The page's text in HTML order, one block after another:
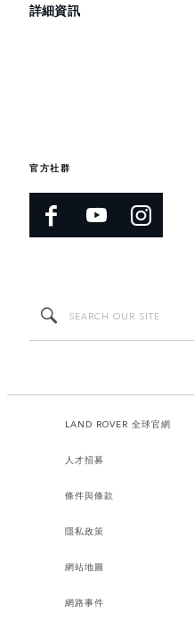
詳細資訊
官方社群
LAND ROVER 全球官網
人才招募
條件與條款
隱私政策
網站地圖
網路事件